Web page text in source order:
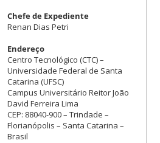
Chefe de Expediente
Renan Dias Petri
Endereço
Centro Tecnológico (CTC) –
Universidade Federal de Santa
Catarina (UFSC)
Campus Universitário Reitor João
David Ferreira Lima
CEP: 88040-900 – Trindade –
Florianópolis – Santa Catarina –
Brasil